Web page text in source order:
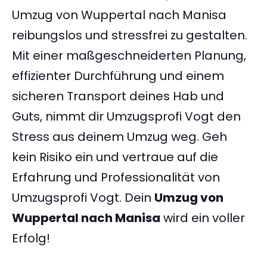
Umzug von Wuppertal nach Manisa
reibungslos und stressfrei zu gestalten.
Mit einer maßgeschneiderten Planung,
effizienter Durchführung und einem
sicheren Transport deines Hab und
Guts, nimmt dir Umzugsprofi Vogt den
Stress aus deinem Umzug weg. Geh
kein Risiko ein und vertraue auf die
Erfahrung und Professionalität von
Umzugsprofi Vogt. Dein Umzug von
Wuppertal nach Manisa wird ein voller
Erfolg!